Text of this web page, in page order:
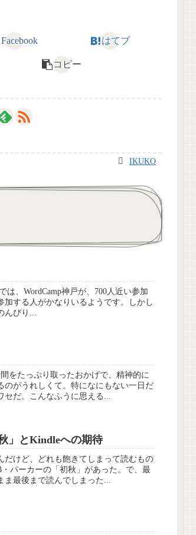
Facebook はてブ
コピー
IKUKO
は、WordCamp神戸が、700人近い参加
する人がかなりいるようです。しかし
んびり...
をたっぷり取ったおかげで、精神的に
がうれしくて。特になにもない一日だ
セだ。こんなふうに思える...
」とKindleへの期待
だけど、どれも飽きてしまって読むもの
パーカーの「初秋」があった。で、最
最後まで読んでしまった...